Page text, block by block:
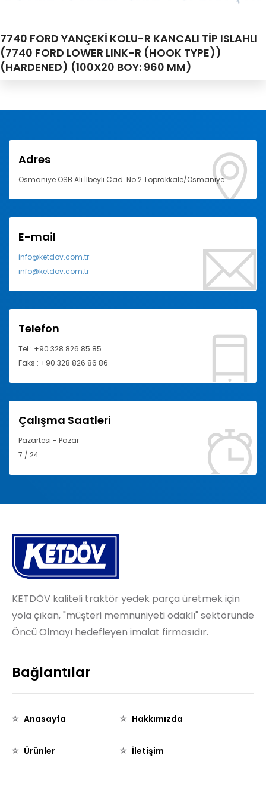
7740 FORD YANÇEKİ KOLU-R KANCALI TİP ISLAHLI
(7740 FORD LOWER LINK-R (HOOK TYPE))
(HARDENED) (100X20 BOY: 960 MM)
Adres
Osmaniye OSB Ali İlbeyli Cad. No:2 Toprakkale/Osmaniye
E-mail
info@ketdov.com.tr
info@ketdov.com.tr
Telefon
Tel : +90 328 826 85 85
Faks : +90 328 826 86 86
Çalışma Saatleri
Pazartesi - Pazar
7 / 24
KETDÖV kaliteli traktör yedek parça üretmek için
yola çıkan, "müşteri memnuniyeti odaklı" sektöründe
Öncü Olmayı hedefleyen imalat firmasıdır.
Bağlantılar
Anasayfa Hakkımızda
Ürünler İletişim